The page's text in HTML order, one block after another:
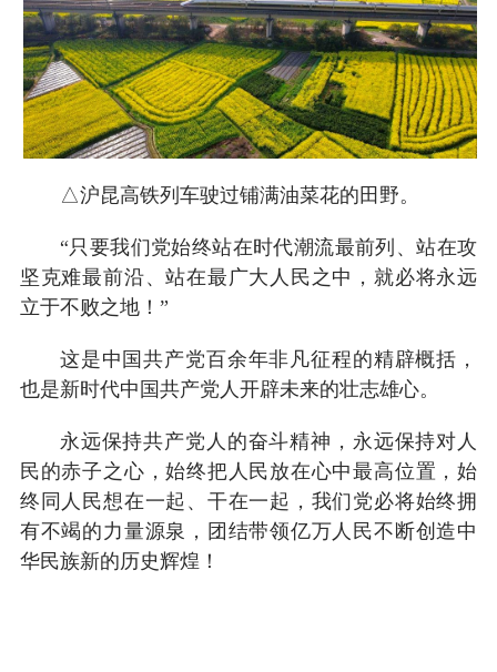
△沪昆高铁列车驶过铺满油菜花的田野。
“只要我们党始终站在时代潮流最前列、站在攻
坚克难最前沿、站在最广大人民之中，就必将永远
立于不败之地！”
这是中国共产党百余年非凡征程的精辟概括，
也是新时代中国共产党人开辟未来的壮志雄心。
永远保持共产党人的奋斗精神，永远保持对人
民的赤子之心，始终把人民放在心中最高位置，始
终同人民想在一起、干在一起，我们党必将始终拥
有不竭的力量源泉，团结带领亿万人民不断创造中
华民族新的历史辉煌！